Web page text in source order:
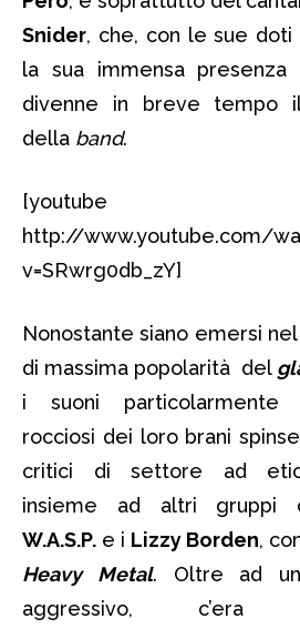
Snider, che, con le sue doti
la sua immensa presenza
divenne in breve tempo
della band.
[youtube
http://www.youtube.com/
v=SRwrg0db_zY]
Nonostante siano emersi
di massima popolarità del
i suoni
rocciosi dei loro brani
critici di settore ad
insieme ad altri gruppi
W.A.S.P. e i Lizzy Borden,
Heavy Metal. Oltre ad
aggressivo, c’era